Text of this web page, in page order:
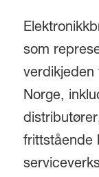
som
verdikjeden
Norge,
frittstående